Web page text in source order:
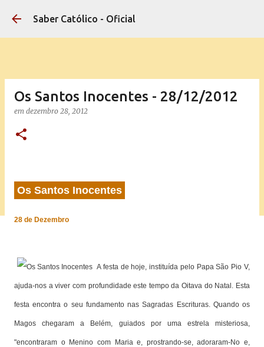
Pular para o conteúdo principal
Saber Católico - Oficial
Os Santos Inocentes - 28/12/2012
em dezembro 28, 2012
Os Santos Inocentes
28 de Dezembro
A festa de hoje, instituída pelo Papa São Pio V,
ajuda-nos a viver com profundidade este tempo da Oitava do Natal. Esta
festa encontra o seu fundamento nas Sagradas Escrituras. Quando os
Magos chegaram a Belém, guiados por uma estrela misteriosa,
"encontraram o Menino com Maria e, prostrando-se, adoraram-No e,